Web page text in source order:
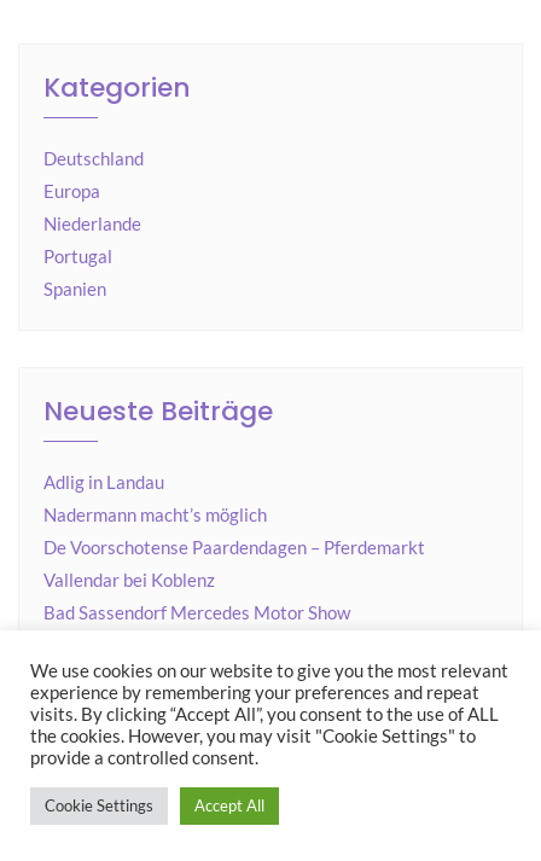
Kategorien
Deutschland
Europa
Niederlande
Portugal
Spanien
Neueste Beiträge
Adlig in Landau
Nadermann macht’s möglich
De Voorschotense Paardendagen – Pferdemarkt
Vallendar bei Koblenz
Bad Sassendorf Mercedes Motor Show
Neueste Kommentare
Garten der Stille | Urlaub, Reise und mehr
We use cookies on our website to give you the most relevant
experience by remembering your preferences and repeat
visits. By clicking “Accept All”, you consent to the use of ALL
the cookies. However, you may visit "Cookie Settings" to
provide a controlled consent.
Cookie Settings Accept All